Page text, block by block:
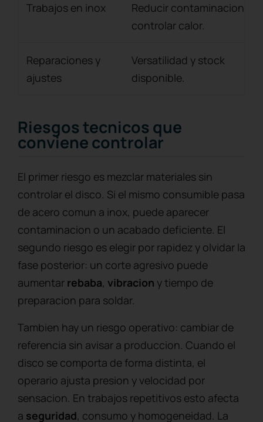
Trabajos en inox
Reducir contaminacion y
controlar calor.
Reparaciones y
ajustes
Versatilidad y stock
disponible.
Riesgos tecnicos que
conviene controlar
El primer riesgo es mezclar materiales sin
controlar el disco. Si el mismo consumible pasa
de acero comun a inox, puede aparecer
contaminacion o un acabado deficiente. El
segundo riesgo es elegir por rapidez y olvidar la
fase posterior: un corte agresivo puede
aumentar rebaba, vibracion y tiempo de
preparacion para soldar.
Tambien hay un riesgo operativo: cambiar de
referencia sin avisar a produccion. Cuando el
disco se comporta de forma distinta, el
operario ajusta presion y velocidad por
sensacion. En trabajos repetitivos esto afecta
a seguridad, consumo y homogeneidad. La